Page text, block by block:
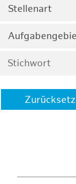
Stellenart